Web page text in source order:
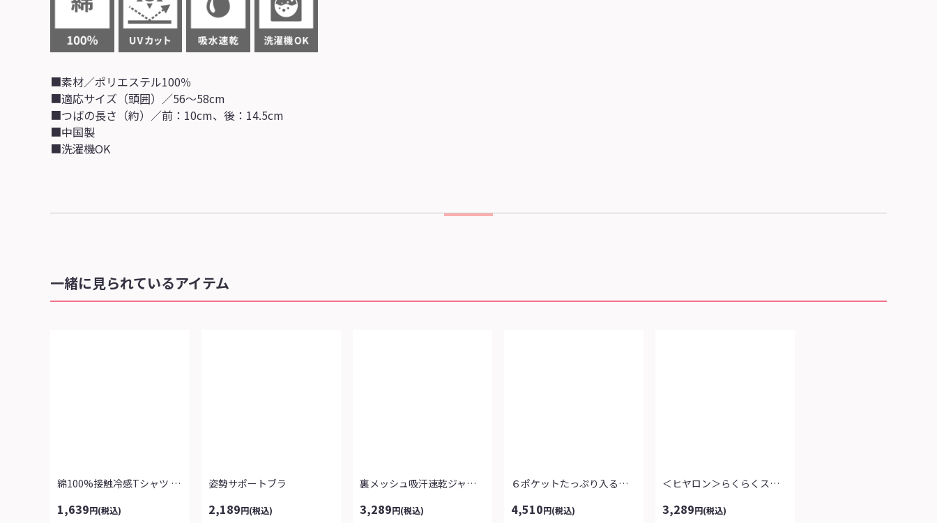
■素材／ポリエステル100％
■適応サイズ（頭囲）／56～58cm
■つばの長さ（約）／前：10cm、後：14.5cm
■中国製
■洗濯機OK
一緒に見られているアイテム
綿100%接触冷感Tシャツ よりどり2...
1,639円(税込)
姿勢サポートブラ
2,189円(税込)
裏メッシュ吸汗速乾ジャージパンツ
3,289円(税込)
６ポケットたっぷり入るショルダーバッグ
4,510円(税込)
＜ヒヤロン＞らくらくストレッチパンツ
3,289円(税込)